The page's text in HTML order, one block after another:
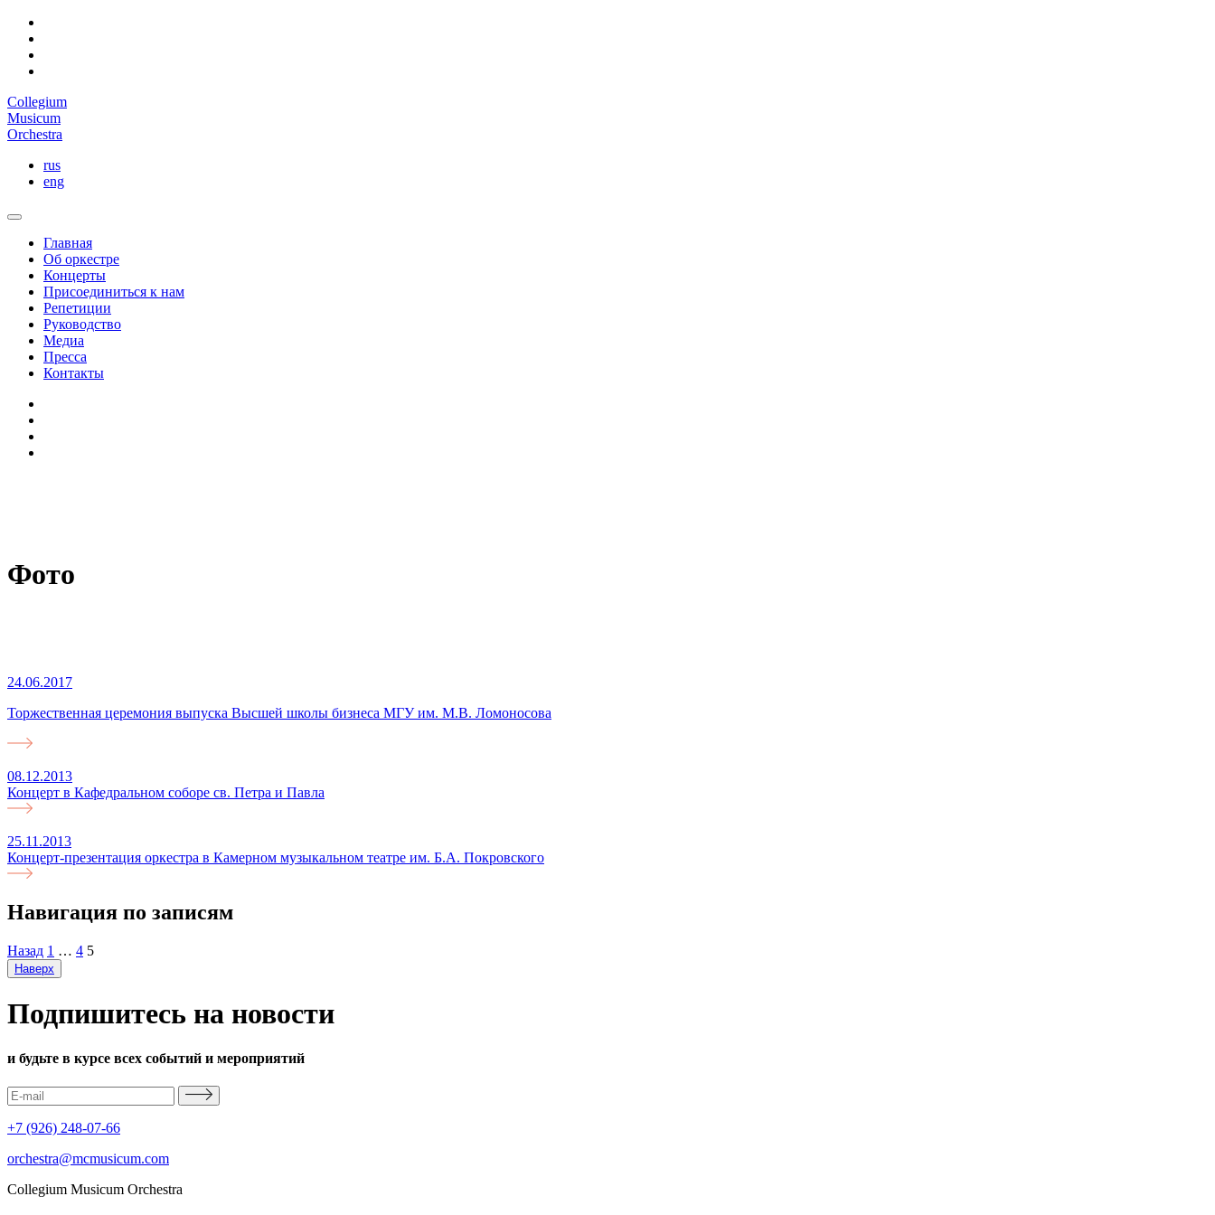
Collegium
Musicum
Orchestra
rus
eng
Главная
Об оркестре
Концерты
Присоединиться к нам
Репетиции
Руководство
Медиа
Пресса
Контакты
Фото
24.06.2017
Торжественная церемония выпуска Высшей школы бизнеса МГУ им. М.В. Ломоносова
08.12.2013
Концерт в Кафедральном соборе св. Петра и Павла
25.11.2013
Концерт-презентация оркестра в Камерном музыкальном театре им. Б.А. Покровского
Навигация по записям
Назад 1 … 4 5
Наверх
Подпишитесь на новости
и будьте в курсе всех событий и мероприятий
+7 (926) 248-07-66
orchestra@mcmusicum.com
Collegium Musicum Orchestra